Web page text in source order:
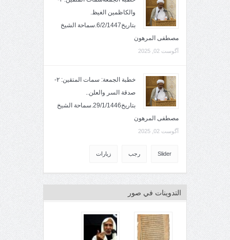
والكاظمين الغيظ.
بتاريخ6/2/1447.سماحة الشيخ
مصطفى المرهون
آگوست 02, 2025
خطبة الجمعة: سمات المتقين: ٢-
صدقة السر والعلن..
بتاريخ29/1/1446.سماحة الشيخ
مصطفى المرهون
آگوست 02, 2025
Slider رجب زيارات
التدوينات في صور